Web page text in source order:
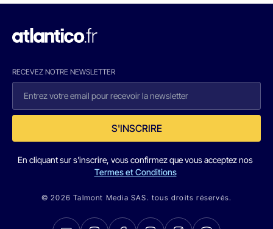
RECEVEZ NOTRE NEWSLETTER
S'INSCRIRE
En cliquant sur s'inscrire, vous confirmez que vous acceptez nos
Termes et Conditions
© 2026 Talmont Media SAS. tous droits réservés.